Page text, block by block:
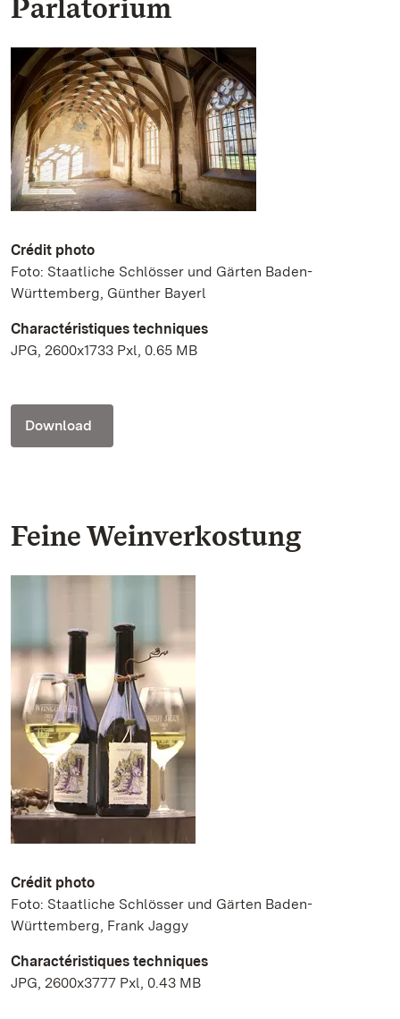
Parlatorium
Crédit photo
Foto: Staatliche Schlösser und Gärten Baden-
Württemberg, Günther Bayerl
Charactéristiques techniques
JPG, 2600x1733 Pxl, 0.65 MB
Download
Feine Weinverkostung
Crédit photo
Foto: Staatliche Schlösser und Gärten Baden-
Württemberg, Frank Jaggy
Charactéristiques techniques
JPG, 2600x3777 Pxl, 0.43 MB